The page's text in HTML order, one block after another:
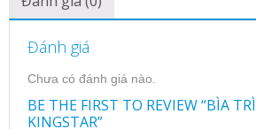
Đánh giá
Chưa có đánh giá nào.
BE THE FIRST TO REVIEW “BÌA
KINGSTAR”